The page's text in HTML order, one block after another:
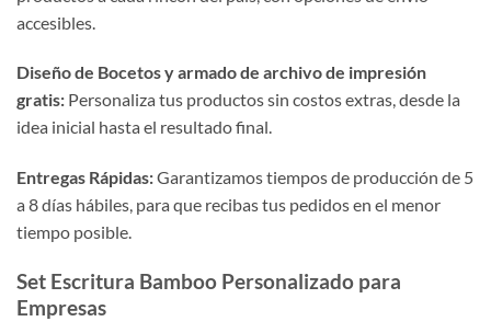
accesibles.
Diseño de Bocetos y armado de archivo de impresión
gratis: Personaliza tus productos sin costos extras, desde la
idea inicial hasta el resultado final.
Entregas Rápidas:Garantizamos tiempos de producción de 5
a 8 días hábiles, para que recibas tus pedidos en el menor
tiempo posible.
Set Escritura Bamboo Personalizado para
Empresas